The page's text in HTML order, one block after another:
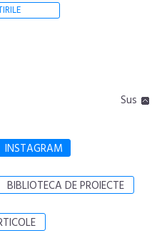
Sus
INSTAGRAM
BIBLIOTECA DE PROIECTE